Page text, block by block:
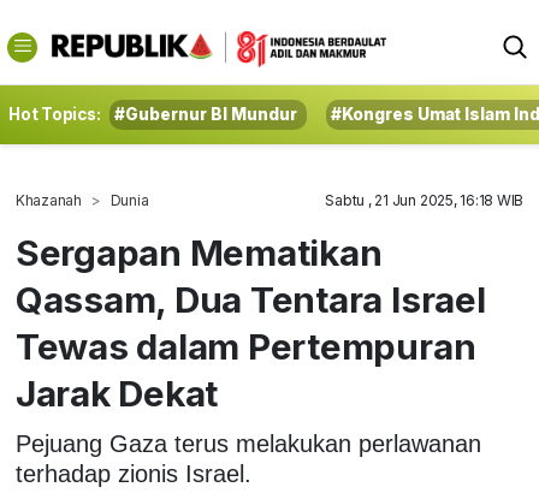
Hot Topics: #Gubernur BI Mundur #Kongres Umat Islam
Khazanah Dunia Sabtu , 21 Jun 2025, 16:18 WIB
Sergapan Mematikan
Qassam, Dua Tentara Israel
Tewas dalam Pertempuran
Jarak Dekat
Pejuang Gaza terus melakukan perlawanan
terhadap zionis Israel.